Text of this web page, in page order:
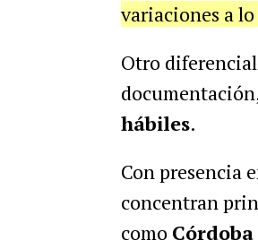
variaciones a
Otro
hábiles.
Con presencia
concentran
como